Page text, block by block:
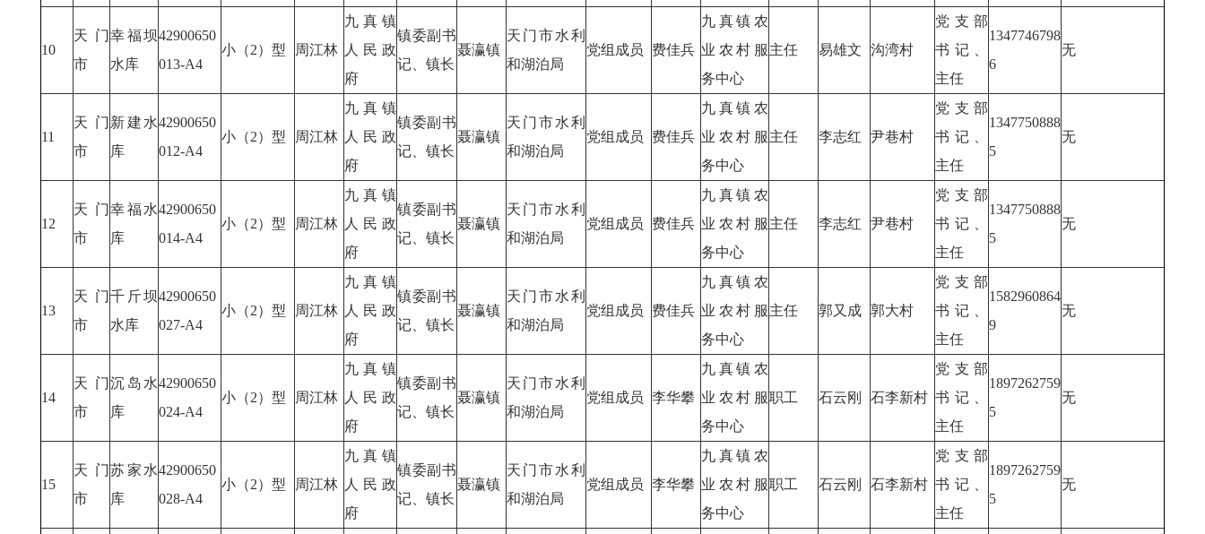
10
天门
市
幸福坝
水库
42900650
013-A4
小（2）型 周江林
九真镇
人民政
府
镇委副书
记、镇长
聂瀛镇
天门市水利
和湖泊局
党组成员 费佳兵
九真镇农
业农村服
务中心
主任 易雄文 沟湾村
党支部
书记、
主任
1347746798
6
无
11
天门
市
新建水
库
42900650
012-A4
小（2）型 周江林
九真镇
人民政
府
镇委副书
记、镇长
聂瀛镇
天门市水利
和湖泊局
党组成员 费佳兵
九真镇农
业农村服
务中心
主任 李志红 尹巷村
党支部
书记、
主任
1347750888
5
无
12
天门
市
幸福水
库
42900650
014-A4
小（2）型 周江林
九真镇
人民政
府
镇委副书
记、镇长
聂瀛镇
天门市水利
和湖泊局
党组成员 费佳兵
九真镇农
业农村服
务中心
主任 李志红 尹巷村
党支部
书记、
主任
1347750888
5
无
13
天门
市
千斤坝
水库
42900650
027-A4
小（2）型 周江林
九真镇
人民政
府
镇委副书
记、镇长
聂瀛镇
天门市水利
和湖泊局
党组成员 费佳兵
九真镇农
业农村服
务中心
主任 郭又成 郭大村
党支部
书记、
主任
1582960864
9
无
14
天门
市
沉岛水
库
42900650
024-A4
小（2）型 周江林
九真镇
人民政
府
镇委副书
记、镇长
聂瀛镇
天门市水利
和湖泊局
党组成员 李华攀
九真镇农
业农村服
务中心
职工 石云刚 石李新村
党支部
书记、
主任
1897262759
5
无
15
天门
市
苏家水
库
42900650
028-A4
小（2）型 周江林
九真镇
人民政
府
镇委副书
记、镇长
聂瀛镇
天门市水利
和湖泊局
党组成员 李华攀
九真镇农
业农村服
务中心
职工 石云刚 石李新村
党支部
书记、
主任
1897262759
5
无